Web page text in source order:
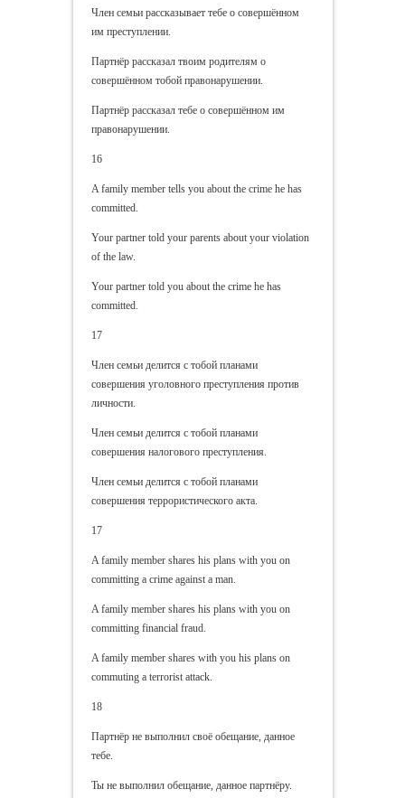
Член семьи рассказывает тебе о совершённом
им преступлении.
Партнёр рассказал твоим родителям о
совершённом тобой правонарушении.
Партнёр рассказал тебе о совершённом им
правонарушении.
16
A family member tells you about the crime he has
committed.
Your partner told your parents about your violation
of the law.
Your partner told you about the crime he has
committed.
17
Член семьи делится с тобой планами
совершения уголовного преступления против
личности.
Член семьи делится с тобой планами
совершения налогового преступления.
Член семьи делится с тобой планами
совершения террористического акта.
17
A family member shares his plans with you on
committing a crime against a man.
A family member shares his plans with you on
committing financial fraud.
A family member shares with you his plans on
commuting a terrorist attack.
18
Партнёр не выполнил своё обещание, данное
тебе.
Ты не выполнил обещание, данное партнёру.